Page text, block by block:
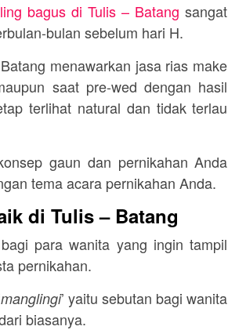
bagus di Tulis – Batang sangat
bulan sebelum hari H.
menawarkan jasa rias make
saat pre-wed dengan hasil
terlihat natural dan tidak terlau
gaun dan pernikahan Anda
tema acara pernikahan Anda.
di Tulis – Batang
para wanita yang ingin tampil
pernikahan.
manglingi’ yaitu sebutan bagi wanita
biasanya.